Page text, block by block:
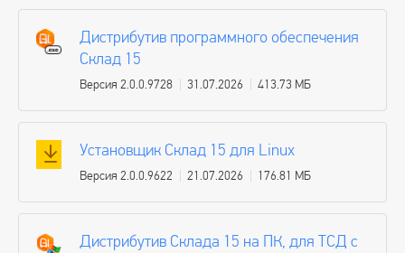
Дистрибутив программного обеспечения
Склад 15
Версия 2.0.0.9728 31.07.2026 413.73 МБ
Установщик Склад 15 для Linux
Версия 2.0.0.9622 21.07.2026 176.81 МБ
Дистрибутив Склада 15 на ПК, для ТСД с